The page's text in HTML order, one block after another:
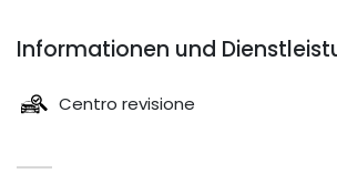
Informationen und
Centro revisione